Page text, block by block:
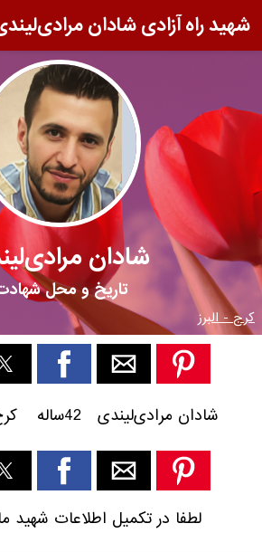
شهید راه آزادی شادان
شادان
تاریخ و محل
کرج - البرز
شادان مرادی‌لیندی 42ساله کرج گلشهر
لطفا در تکمیل اطلاعات شهید